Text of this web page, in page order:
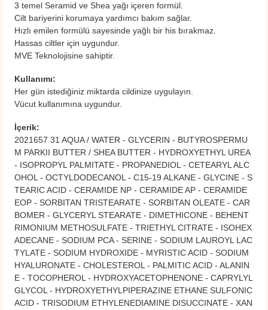
3 temel Seramid ve Shea yağı içeren formül.
Cilt bariyerini korumaya yardımcı bakım sağlar.
Hızlı emilen formülü sayesinde yağlı bir his bırakmaz.
Hassas ciltler için uygundur.
MVE Teknolojisine sahiptir.
Kullanımı:
Her gün istediğiniz miktarda cildinize uygulayın.
​Vücut kullanımına uygundur.
İçerik:
2021657 31 AQUA / WATER - GLYCERIN - BUTYROSPERMU
M PARKII BUTTER / SHEA BUTTER - HYDROXYETHYL UREA
- ISOPROPYL PALMITATE - PROPANEDIOL - CETEARYL ALC
OHOL - OCTYLDODECANOL - C15-19 ALKANE - GLYCINE - S
TEARIC ACID - CERAMIDE NP - CERAMIDE AP - CERAMIDE
EOP - SORBITAN TRISTEARATE - SORBITAN OLEATE - CAR
BOMER - GLYCERYL STEARATE - DIMETHICONE - BEHENT
RIMONIUM METHOSULFATE - TRIETHYL CITRATE - ISOHEX
ADECANE - SODIUM PCA - SERINE - SODIUM LAUROYL LAC
TYLATE - SODIUM HYDROXIDE - MYRISTIC ACID - SODIUM
HYALURONATE - CHOLESTEROL - PALMITIC ACID - ALANIN
E - TOCOPHEROL - HYDROXYACETOPHENONE - CAPRYLYL
GLYCOL - HYDROXYETHYLPIPERAZINE ETHANE SULFONIC
ACID - TRISODIUM ETHYLENEDIAMINE DISUCCINATE - XAN